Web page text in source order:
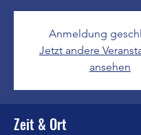
Anmeldung
Jetzt andere
ansehen
Zeit & Ort